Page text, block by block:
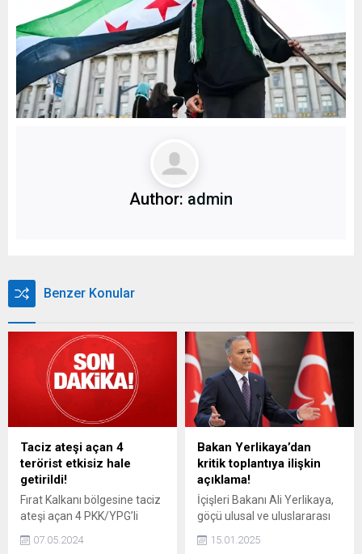
Author: admin
Benzer Konular
Taciz ateşi açan 4
terörist etkisiz hale
getirildi!
Fırat Kalkanı bölgesine taciz
ateşi açan 4 PKK/YPG’li
07.05.2024
Bakan Yerlikaya’dan
kritik toplantıya ilişkin
açıklama!
İçişleri Bakanı Ali Yerlikaya,
göçü ulusal ve uluslararası
medeniyet değerlerine bağlı
15.01.2025